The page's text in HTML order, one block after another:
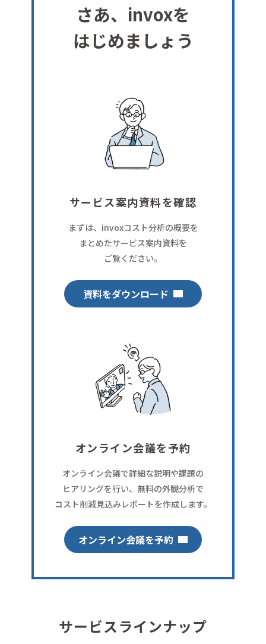
さあ、invoxを
はじめましょう
サービス案内資料を確認
まずは、invoxコスト分析の概要を
まとめたサービス案内資料を
ご覧ください。
資料をダウンロード
オンライン会議を予約
オンライン会議で詳細な説明や課題の
ヒアリングを行い、無料の外観分析で
コスト削減見込みレポートを作成します。
オンライン会議を予約
サービスラインナップ